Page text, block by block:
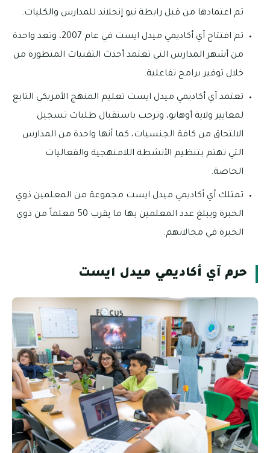
تم اعتمادها من قبل رابطة نيو إنجلاند للمدارس والكليات.
تم افتتاح آي أكاديمي ميدل ايست في عام 2007، وتعد واحدة
من أشهر المدارس التي تعتمد أحدث التقنيات المتطورة من
خلال توفير برامج تفاعلية.
تعتمد آي أكاديمي ميدل ايست تعليم المنهج الأمريكي التابع
لمعايير ولاية أوهايو، وترحب باستقبال طلبات تسجيل
الالتحاق من كافة الجنسيات، كما أنها واحدة من المدارس
التي تهتم بتنظيم الأنشطة اللامنهجية والفعاليات
الخاصة.
تمتلك آي أكاديمي ميدل ايست مجموعة من المعلمين ذوي
الخبرة ويبلغ عدد المعلمين بها ما يقرب 50 معلماً من ذوي
الخبرة في مجالاتهم.
حرم آي أكاديمي ميدل ايست